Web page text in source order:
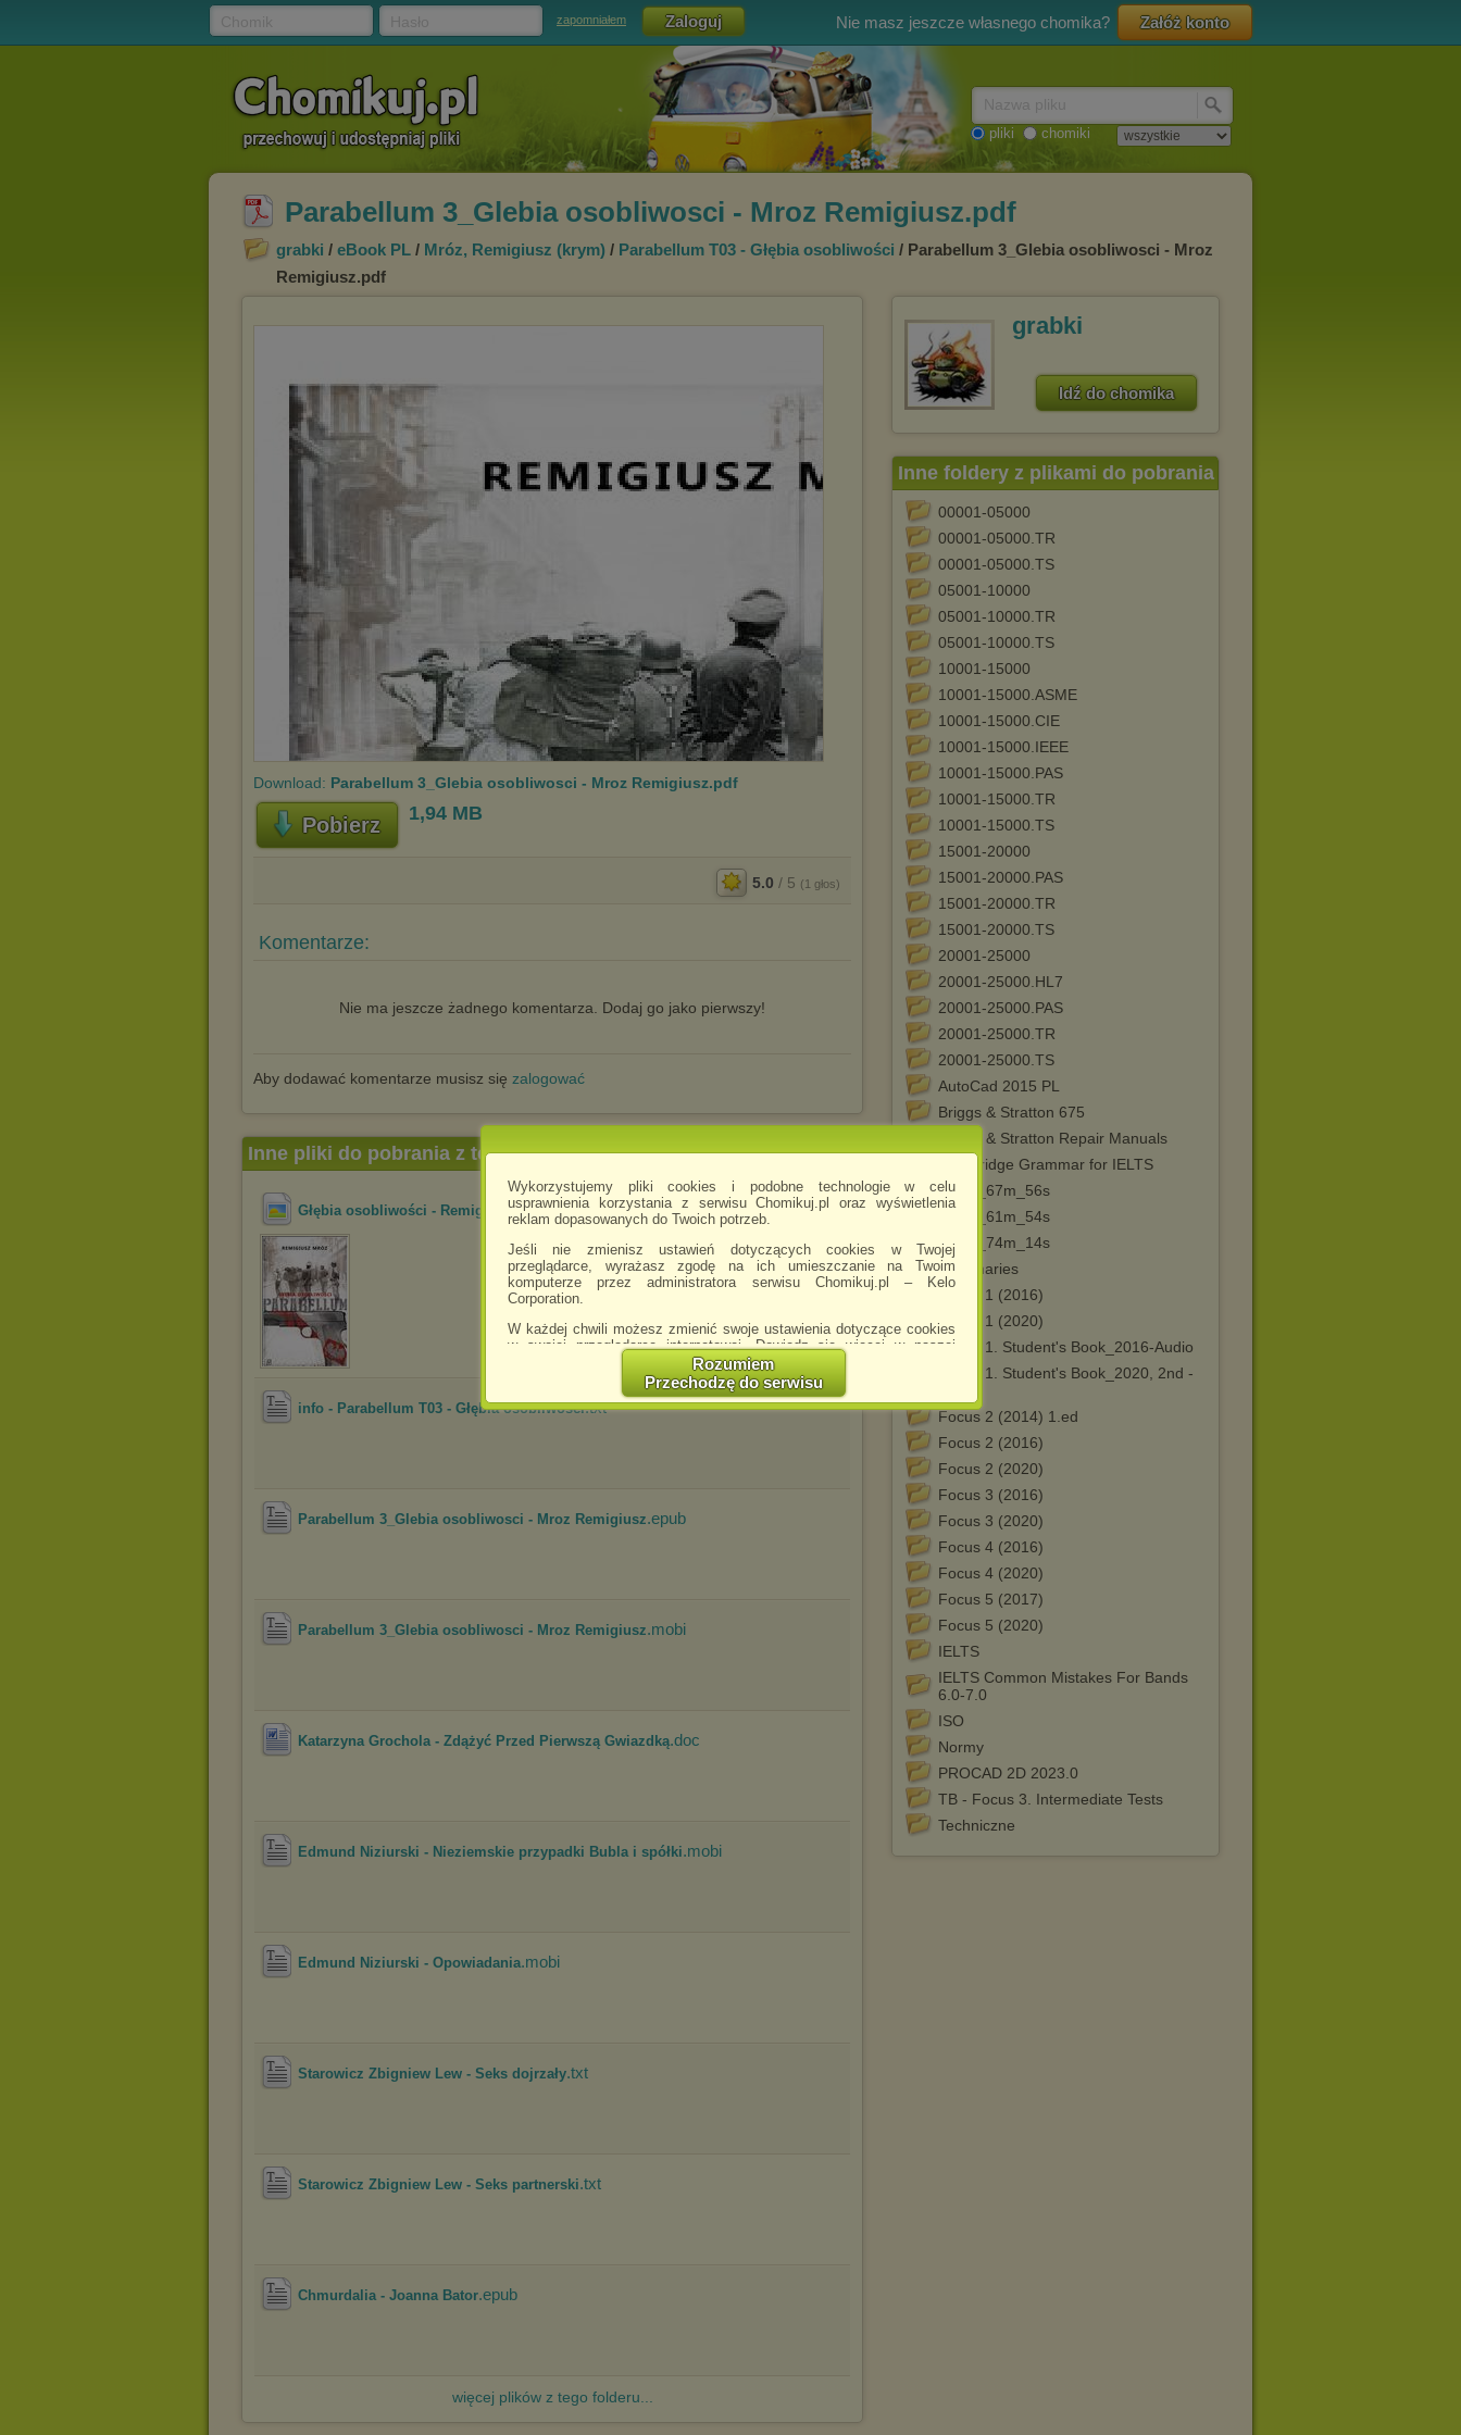
Wykorzystujemy pliki cookies i podobne technologie w celu
usprawnienia korzystania z serwisu Chomikuj.pl oraz wyświetlenia
reklam dopasowanych do Twoich potrzeb.
Jeśli nie zmienisz ustawień dotyczących cookies w Twojej
przeglądarce, wyrażasz zgodę na ich umieszczanie na Twoim
komputerze przez administratora serwisu Chomikuj.pl – Kelo
Corporation.
W każdej chwili możesz zmienić swoje ustawienia dotyczące cookies
w swojej przeglądarce internetowej. Dowiedz się więcej w naszej
http://chomikuj.pl/PolitykaPrywatnosci.aspx
Jednocześnie informujemy że zmiana ustawień przeglądarki może
spowodować ograniczenie korzystania ze strony Chomikuj.pl.
W przypadku braku twojej zgody na akceptację cookies niestety
Zaufanych Partnerów
(dostosowanie reklam do Twoich potrzeb, analiza skuteczności działań
marketingowych).
Wyrażenie sprzeciwu spowoduje, że wyświetlana Ci reklama nie
będzie dopasowana do Twoich preferencji, a będzie to reklama
Istnieje możliwość zmiany ustawień przeglądarki internetowej w
sposób uniemożliwiający przechowywanie plików cookies na
urządzeniu końcowym. Można również usunąć pliki cookies,
dokonując odpowiednich zmian w ustawieniach przeglądarki
Pełną informację na ten temat znajdziesz pod adresem
Rozumiem
Przechodzę do serwisu
zapomniałem Nie masz jeszcze własnego chomika? Załóż konto
pliki chomiki
Parabellum 3_Glebia osobliwosci - Mroz Remigiusz.pdf
grabki / eBook PL / Mróz, Remigiusz (krym) / Parabellum T03 - Głębia osobliwości / Parabellum 3_Glebia osobliwosci - Mroz
Remigiusz.pdf
Download: Parabellum 3_Glebia osobliwosci - Mroz Remigiusz.pdf
Pobierz 1,94 MB
5.0 / 5 (1 głos)
Komentarze:
Nie ma jeszcze żadnego komentarza. Dodaj go jako pierwszy!
Aby dodawać komentarze musisz się zalogować
grabki
Idź do chomika
Inne foldery z plikami do pobrania
00001-05000
00001-05000.TR
00001-05000.TS
05001-10000
05001-10000.TR
05001-10000.TS
10001-15000
10001-15000.ASME
10001-15000.CIE
10001-15000.IEEE
10001-15000.PAS
10001-15000.TR
10001-15000.TS
15001-20000
15001-20000.PAS
15001-20000.TR
15001-20000.TS
20001-25000
20001-25000.HL7
20001-25000.PAS
20001-25000.TR
20001-25000.TS
AutoCad 2015 PL
Briggs & Stratton 675
Briggs & Stratton Repair Manuals
Cambridge Grammar for IELTS
CD1__67m_56s
CD2__61m_54s
CD3__74m_14s
Dictionaries
Focus 1 (2016)
Focus 1 (2020)
Focus 1. Student's Book_2016-Audio
Focus 1. Student's Book_2020, 2nd -
Focus 2 (2014) 1.ed
Focus 2 (2016)
Focus 2 (2020)
Focus 3 (2016)
Focus 3 (2020)
Focus 4 (2016)
Focus 4 (2020)
Focus 5 (2017)
Focus 5 (2020)
IELTS
IELTS Common Mistakes For Bands
6.0-7.0
ISO
Normy
PROCAD 2D 2023.0
TB - Focus 3. Intermediate Tests
Techniczne
Inne pliki do pobrania z tego chomika
Głębia osobliwości - Remigiusz Mróz.jpg
info - Parabellum T03 - Głębia osobliwości.txt
Parabellum 3_Glebia osobliwosci - Mroz Remigiusz.epub
Parabellum 3_Glebia osobliwosci - Mroz Remigiusz.mobi
Katarzyna Grochola - Zdążyć Przed Pierwszą Gwiazdką.doc
Edmund Niziurski - Nieziemskie przypadki Bubla i spółki.mobi
Edmund Niziurski - Opowiadania.mobi
Starowicz Zbigniew Lew - Seks dojrzały.txt
Starowicz Zbigniew Lew - Seks partnerski.txt
Chmurdalia - Joanna Bator.epub
więcej plików z tego folderu...